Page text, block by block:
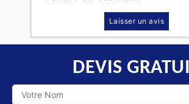
Laisser un avis
DEVIS